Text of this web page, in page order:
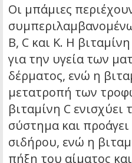
Οι μπάμιες
Β, C και Κ. Η
για την υγεία των
δέρματος, ενώ η
μετατροπή των
βιταμίνη C
σύστημα και
σιδήρου, ενώ η
πήξη του αίματος